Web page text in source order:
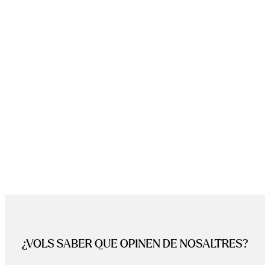
¿VOLS SABER QUE OPINEN DE NOSALTRES?